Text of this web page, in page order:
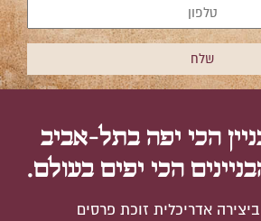
הכי יפה בתל-אביב
הכי יפים בעולם.
אדריכלית זוכת פרסים